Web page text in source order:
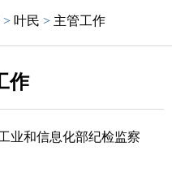
> 叶民 > 主管工作
作
业和信息化部纪检监察